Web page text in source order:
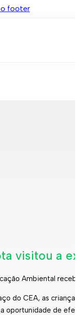
o footer
visitou a
Ambiental
do CEA, as
oportunidade de